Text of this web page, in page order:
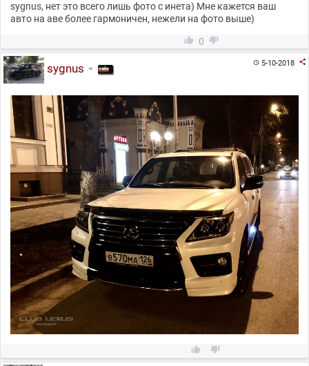
sygnus, нет это всего лишь фото с инета) Мне кажется ваш
авто на аве более гармоничен, нежели на фото выше)
 0 
5-10-2018 
sygnus
 